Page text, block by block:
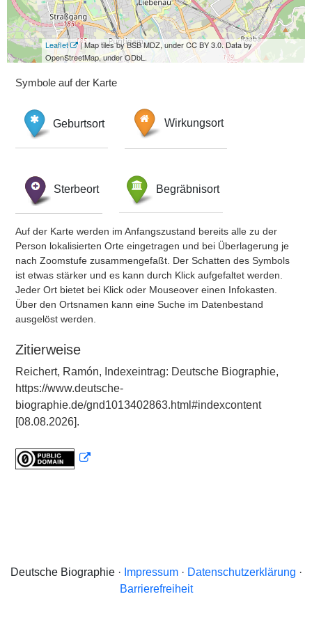
Leaflet
| Map tiles by BSB MDZ, under CC BY 3.0. Data by
OpenStreetMap, under ODbL.
Symbole auf der Karte
Geburtsort Wirkungsort
Sterbeort Begräbnisort
Auf der Karte werden im Anfangszustand bereits alle zu der
Person lokalisierten Orte eingetragen und bei Überlagerung je
nach Zoomstufe zusammengefaßt. Der Schatten des Symbols
ist etwas stärker und es kann durch Klick aufgefaltet werden.
Jeder Ort bietet bei Klick oder Mouseover einen Infokasten.
Über den Ortsnamen kann eine Suche im Datenbestand
ausgelöst werden.
Zitierweise
Reichert, Ramón, Indexeintrag: Deutsche Biographie,
https://www.deutsche-
biographie.de/gnd1013402863.html#indexcontent
[08.08.2026].
Deutsche Biographie · Impressum· Datenschutzerklärung ·
Barrierefreiheit